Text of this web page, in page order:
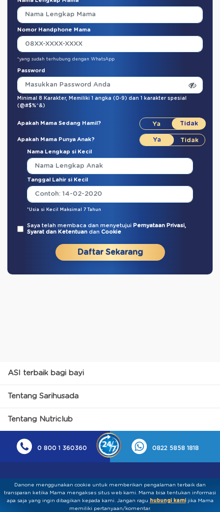
Nomor Handphone Mama
*yang sudah terhubung dengan WhatsApp
Password
Minimal 8 Karakter, Memiliki 1 angka (0-9) dan 1 karakter spesial
(@#$%^&)
Apakah Mama Sedang Hamil?
Apakah Mama Punya Anak?
Nama Lengkap si Kecil
Tanggal Lahir si Kecil
*Usia si Kecil Maksimal 7 Tahun
Saya telah membaca dan menyetujui Pernyataan Privasi,
Syarat dan Ketentuan dan Cookie
Daftar Sekarang
ASI terbaik bagi bayi
Tentang Sarihusada
Tentang Nutriclub
0 800 1 360360 0822 5858 1818
Danone menggunakan cookie untuk memberikan pengalaman terbaik dan
transparan ketika Mama mengakses situs web kami. Mama bisa tentukan informasi
apa saja yang ingin dibagikan kepada kami.​ ​Jangan ragu hubungi kamijika Mama
memiliki pertanyaan/komentar.